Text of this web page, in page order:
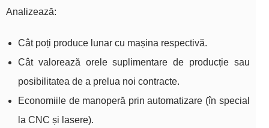
Analizează:
Cât poți produce lunar cu mașina respectivă.
Cât valorează orele suplimentare de producție sau
posibilitatea de a prelua noi contracte.
Economiile de manoperă prin automatizare (în special
la CNC și lasere).